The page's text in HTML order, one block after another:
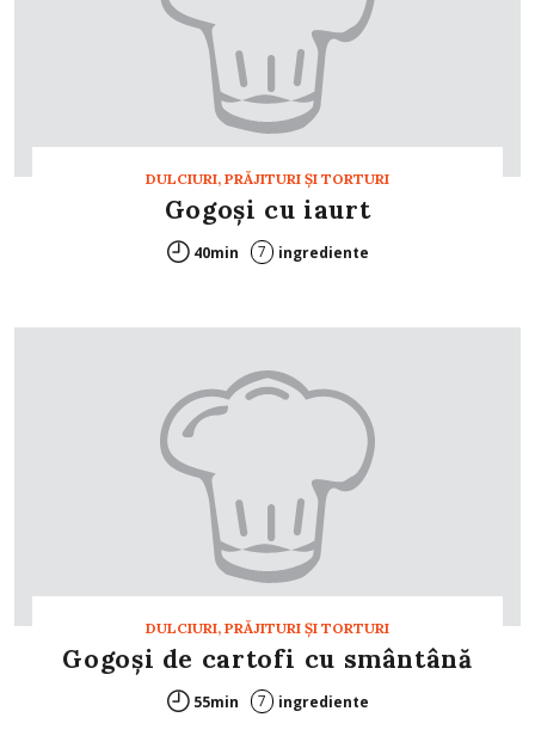
DULCIURI, PRĂJITURI ȘI TORTURI
Gogoşi cu iaurt
40min 7 ingrediente
DULCIURI, PRĂJITURI ȘI TORTURI
Gogoşi de cartofi cu smântână
55min 7 ingrediente